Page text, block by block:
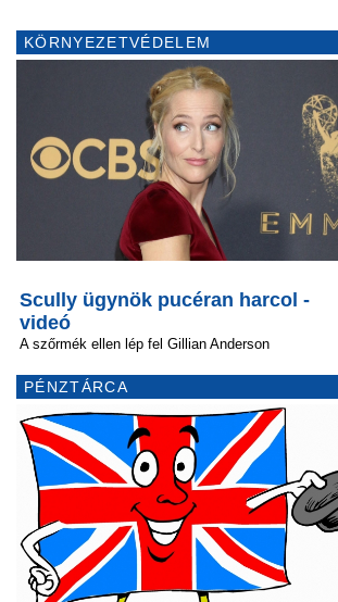
KÖRNYEZETVÉDELEM
Scully ügynök pucéran harcol -
videó
A szőrmék ellen lép fel Gillian Anderson
PÉNZTÁRCA